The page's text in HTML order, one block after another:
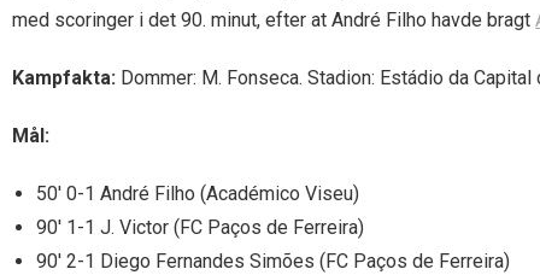
med scoringer i det 90. minut, efter at André Filho havde bragt
Kampfakta: Dommer: M. Fonseca. Stadion: Estádio da
Mål:
50′ 0-1 André Filho (Académico Viseu)
90′ 1-1 J. Victor (FC Paços de Ferreira)
90′ 2-1 Diego Fernandes Simões (FC Paços de Ferreira)